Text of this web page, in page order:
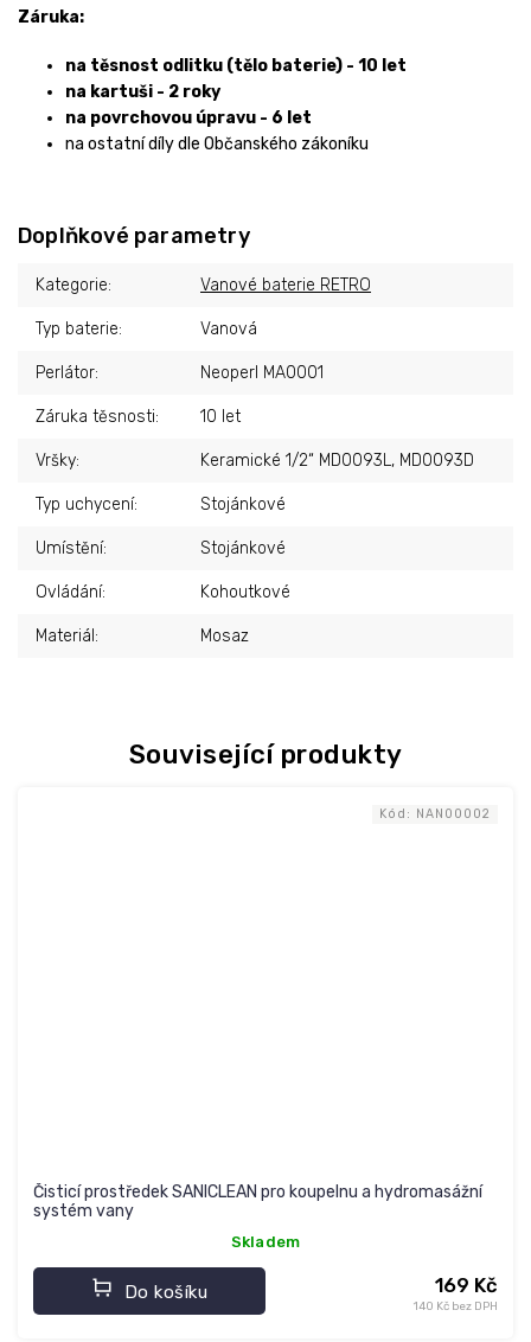
Související produkty
Čisticí prostředek SANICLEAN pro koupelnu a hydromasážní
systém vany
Skladem
140 Kč bez DPH
169 Kč
Do košíku
Kód: NAN00002
Záruka:
na těsnost odlitku (tělo baterie) - 10 let
na kartuši - 2 roky
na povrchovou úpravu - 6 let
na ostatní díly dle Občanského zákoníku
Doplňkové parametry
Kategorie: Vanové baterie RETRO
Typ baterie: Vanová
Perlátor: Neoperl MA0001
Záruka těsnosti: 10 let
Vršky: Keramické 1/2“ MD0093L, MD0093D
Typ uchycení: Stojánkové
Umístění: Stojánkové
Ovládání: Kohoutkové
Materiál : Mosaz